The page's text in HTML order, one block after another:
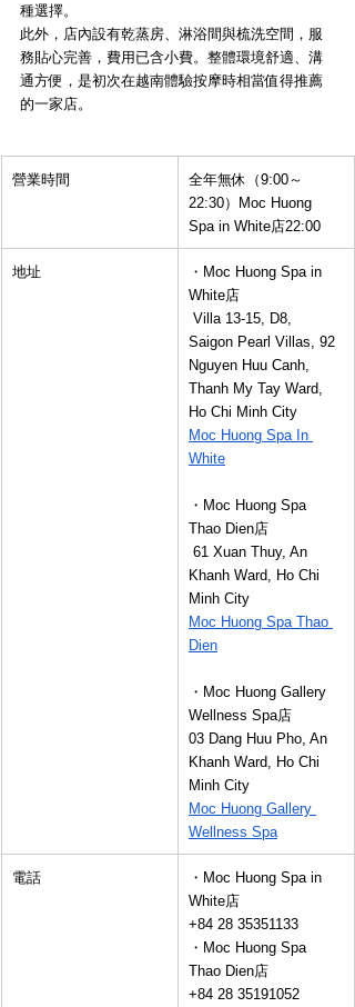
種選擇。
此外，店內設有乾蒸房、淋浴間與梳洗空間，服
務貼心完善，費用已含小費。整體環境舒適、溝
通方便，是初次在越南體驗按摩時相當值得推薦
的一家店。
營業時間
全年無休（9:00～
22:30）Moc Huong
Spa in White店22:00
地址
・Moc Huong Spa in
White店
Villa 13-15, D8,
Saigon Pearl Villas, 92
Nguyen Huu Canh,
Thanh My Tay Ward,
Ho Chi Minh City
Moc Huong Spa In
White
・Moc Huong Spa
Thao Dien店
61 Xuan Thuy, An
Khanh Ward, Ho Chi
Minh City
Moc Huong Spa Thao
Dien
・Moc Huong Gallery
Wellness Spa店
03 Dang Huu Pho, An
Khanh Ward, Ho Chi
Minh City
Moc Huong Gallery
Wellness Spa
電話
・Moc Huong Spa in
White店
+84 28 35351133
・Moc Huong Spa
Thao Dien店
+84 28 35191052